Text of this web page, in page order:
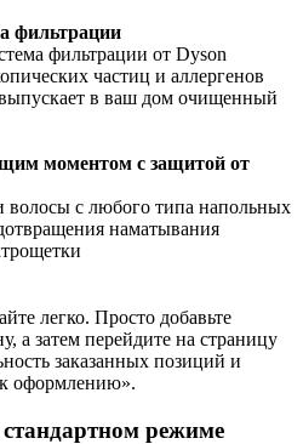
фильтрации
фильтрации от Dyson
частиц и аллергенов
в ваш дом очищенный
моментом с защитой от
волосы с любого типа напольных
наматывания
легко. Просто добавьте
а затем перейдите на страницу
заказанных позиций и
оформлению».
режиме